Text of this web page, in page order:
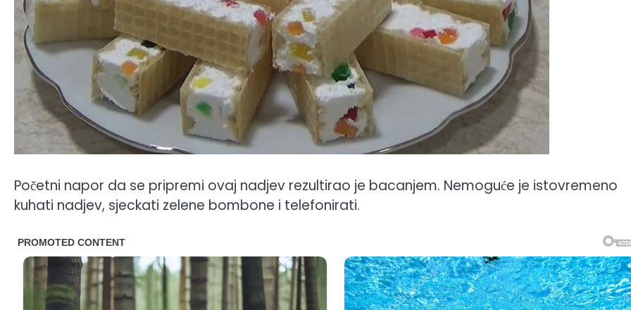
Početni napor da se pripremi ovaj nadjev rezultirao je bacanjem. Nemoguće je istovremeno
kuhati nadjev, sjeckati zelene bombone i telefonirati.